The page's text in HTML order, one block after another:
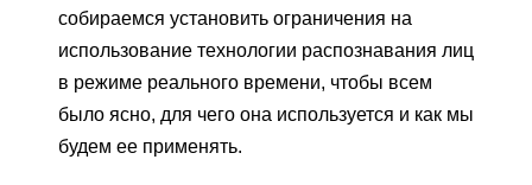
собираемся установить ограничения на
использование технологии распознавания лиц
в режиме реального времени, чтобы всем
было ясно, для чего она используется и как мы
будем ее применять.